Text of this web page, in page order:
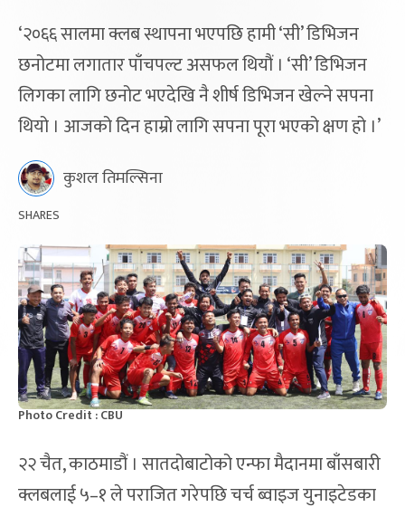
‘२०६६ सालमा क्लब स्थापना भएपछि हामी ‘सी’ डिभिजन
छनोटमा लगातार पाँचपल्ट असफल थियौं । ‘सी’ डिभिजन
लिगका लागि छनोट भएदेखि नै शीर्ष डिभिजन खेल्ने सपना
थियो । आजको दिन हाम्रो लागि सपना पूरा भएको क्षण हो ।’
कुशल तिमल्सिना
SHARES
Photo Credit : CBU
२२ चैत, काठमाडौं । सातदोबाटोको एन्फा मैदानमा बाँसबारी
क्लबलाई ५–१ ले पराजित गरेपछि चर्च ब्वाइज युनाइटेडका